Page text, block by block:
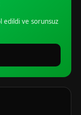
edildi ve sorunsuz